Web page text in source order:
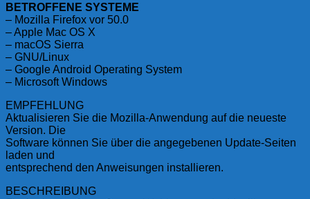
BETROFFENE SYSTEME
– Mozilla Firefox vor 50.0
– Apple Mac OS X
– macOS Sierra
– GNU/Linux
– Google Android Operating System
– Microsoft Windows
EMPFEHLUNG
Aktualisieren Sie die Mozilla-Anwendung auf die neueste
Version. Die
Software können Sie über die angegebenen Update-Seiten
laden und
entsprechend den Anweisungen installieren.
BESCHREIBUNG